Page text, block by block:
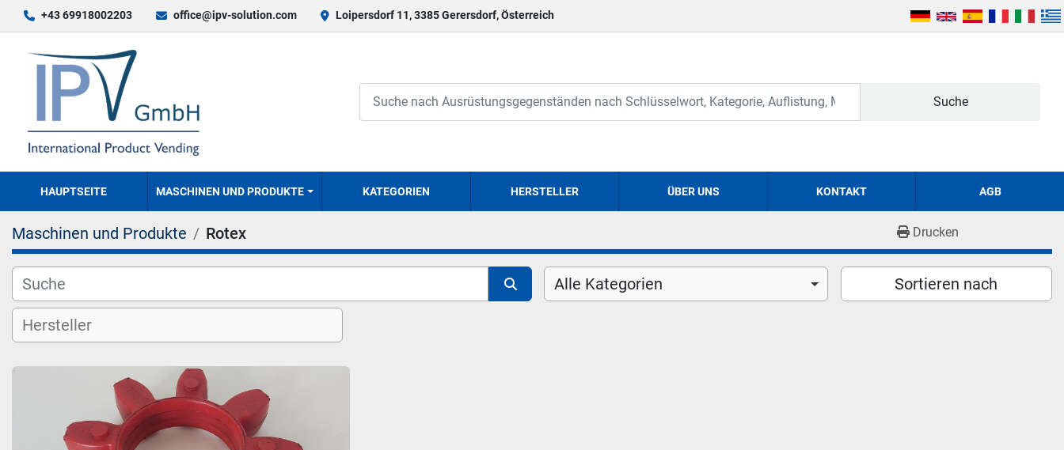
+43 69918002203 office@ipv-solution.com Loipersdorf 11, 3385 Gerersdorf, Österreich
Suche
HAUPTSEITE MASCHINEN UND PRODUKTE KATEGORIEN HERSTELLER ÜBER UNS KONTAKT AGB
Maschinen und Produkte Rotex Drucken
Alle Kategorien Sortieren nach